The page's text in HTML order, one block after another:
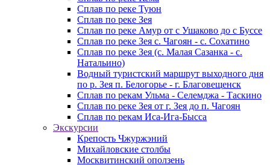
Сплав по реке Туюн
Сплав по реке Зея
Сплав по реке Амур от с Ушаково до с Буссе
Cплав по реке Зея с. Чагоян - с. Сохатино
Cплав по реке Зея (c. Малая Сазанка - с.
Натальино)
Водный туристский маршрут выходного дня
по р. Зея п. Белогорье - г. Благовещенск
Сплав по рекам Ульма - Селемджа - Таскино
Сплав по реке Зея от г. Зея до п. Чагоян
Сплав по рекам Иса-Ига-Бысса
Экскурсии
Крепость Чжуржэний
Михайловские столбы
Москвитинский оползень